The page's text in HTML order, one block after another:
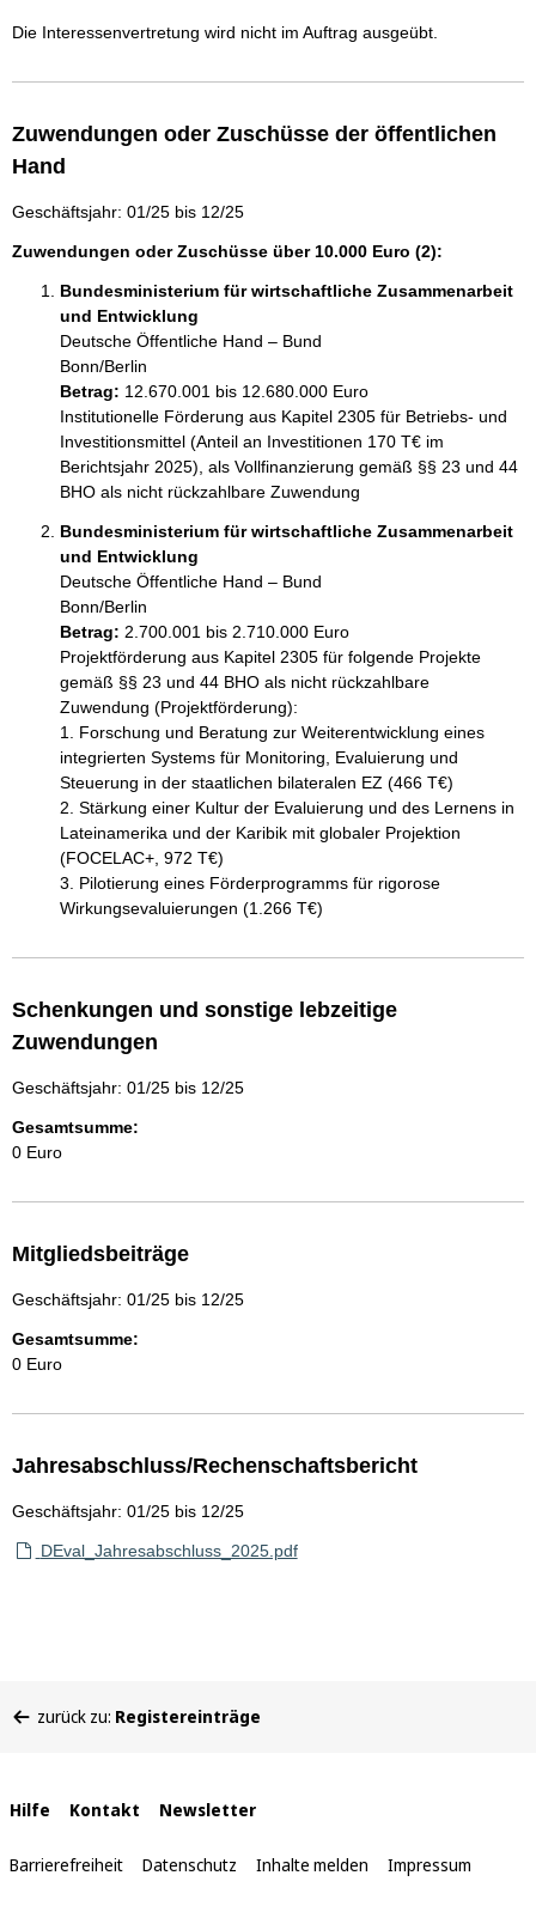
Die Interessenvertretung wird nicht im Auftrag ausgeübt.
Zuwendungen oder Zuschüsse der öffentlichen
Hand
Geschäftsjahr: 01/25 bis 12/25
Zuwendungen oder Zuschüsse über 10.000 Euro (2):
Bundesministerium für wirtschaftliche Zusammenarbeit
und Entwicklung
Deutsche Öffentliche Hand – Bund
Bonn/Berlin
Betrag: 12.670.001 bis 12.680.000 Euro
Institutionelle Förderung aus Kapitel 2305 für Betriebs- und
Investitionsmittel (Anteil an Investitionen 170 T€ im
Berichtsjahr 2025), als Vollfinanzierung gemäß §§ 23 und 44
BHO als nicht rückzahlbare Zuwendung
Bundesministerium für wirtschaftliche Zusammenarbeit
und Entwicklung
Deutsche Öffentliche Hand – Bund
Bonn/Berlin
Betrag: 2.700.001 bis 2.710.000 Euro
Projektförderung aus Kapitel 2305 für folgende Projekte
gemäß §§ 23 und 44 BHO als nicht rückzahlbare
Zuwendung (Projektförderung):
1. Forschung und Beratung zur Weiterentwicklung eines
integrierten Systems für Monitoring, Evaluierung und
Steuerung in der staatlichen bilateralen EZ (466 T€)
2. Stärkung einer Kultur der Evaluierung und des Lernens in
Lateinamerika und der Karibik mit globaler Projektion
(FOCELAC+, 972 T€)
3. Pilotierung eines Förderprogramms für rigorose
Schenkungen und sonstige lebzeitige
Zuwendungen
Geschäftsjahr: 01/25 bis 12/25
Gesamtsumme:
0 Euro
Mitgliedsbeiträge
Geschäftsjahr: 01/25 bis 12/25
Gesamtsumme:
0 Euro
Jahresabschluss/Rechenschaftsbericht
Geschäftsjahr: 01/25 bis 12/25
DEval_Jahresabschluss_2025.pdf
befinden
zurück zu: Registereinträge
Interne
Links
Hilfe Kontakt Newsletter
Barrierefreiheit Datenschutz Inhalte melden Impressum